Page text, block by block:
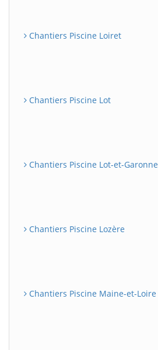
Chantiers Piscine Loiret
Chantiers Piscine Lot
Chantiers Piscine Lot-et-Garonne
Chantiers Piscine Lozère
Chantiers Piscine Maine-et-Loire